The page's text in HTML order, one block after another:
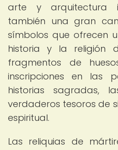
arte y arquitectura
también una gran
símbolos que ofrecen
historia y la religión
fragmentos de
inscripciones en las
historias sagradas,
verdaderos tesoros de
espiritual.
Las reliquias de